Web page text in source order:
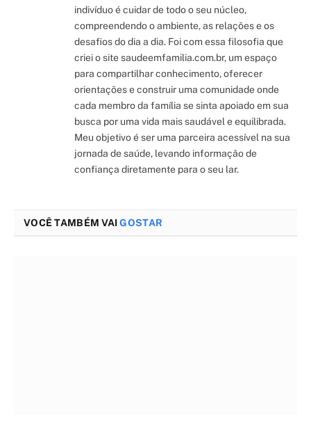
indivíduo é cuidar de todo o seu núcleo,
compreendendo o ambiente, as relações e os
desafios do dia a dia. Foi com essa filosofia que
criei o site saudeemfamilia.com.br, um espaço
para compartilhar conhecimento, oferecer
orientações e construir uma comunidade onde
cada membro da família se sinta apoiado em sua
busca por uma vida mais saudável e equilibrada.
Meu objetivo é ser uma parceira acessível na sua
jornada de saúde, levando informação de
confiança diretamente para o seu lar.
VOCÊ TAMBÉM VAIGOSTAR